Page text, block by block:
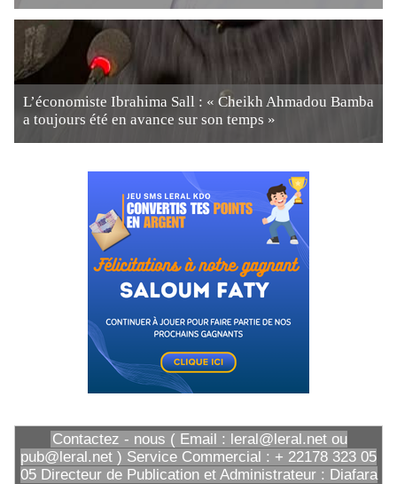
L’économiste Ibrahima Sall : « Cheikh Ahmadou Bamba
a toujours été en avance sur son temps »
Contactez - nous ( Email : leral@leral.net ou
pub@leral.net ) Service Commercial : + 22178 323 05
05 Directeur de Publication et Administrateur : Diafara